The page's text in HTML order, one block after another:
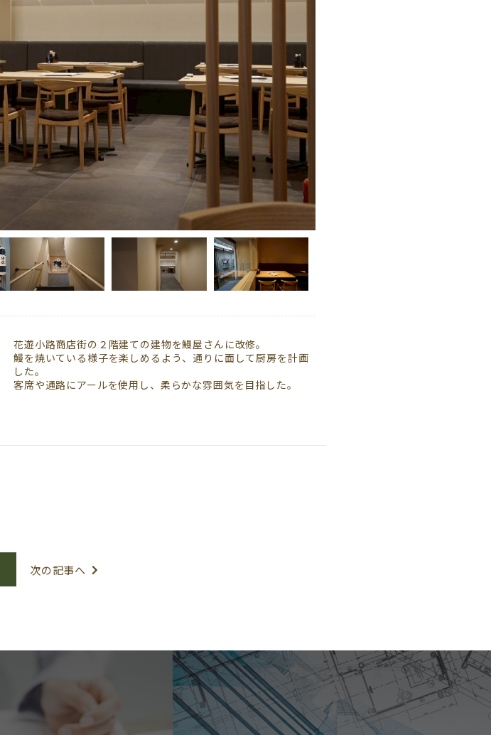
花遊小路商店街の２階建ての建物を鰻屋さんに改修。
鰻を焼いている様子を楽しめるよう、通りに面して厨房を計画
した。
客席や通路にアールを使用し、柔らかな雰囲気を目指した。
次の記事へ